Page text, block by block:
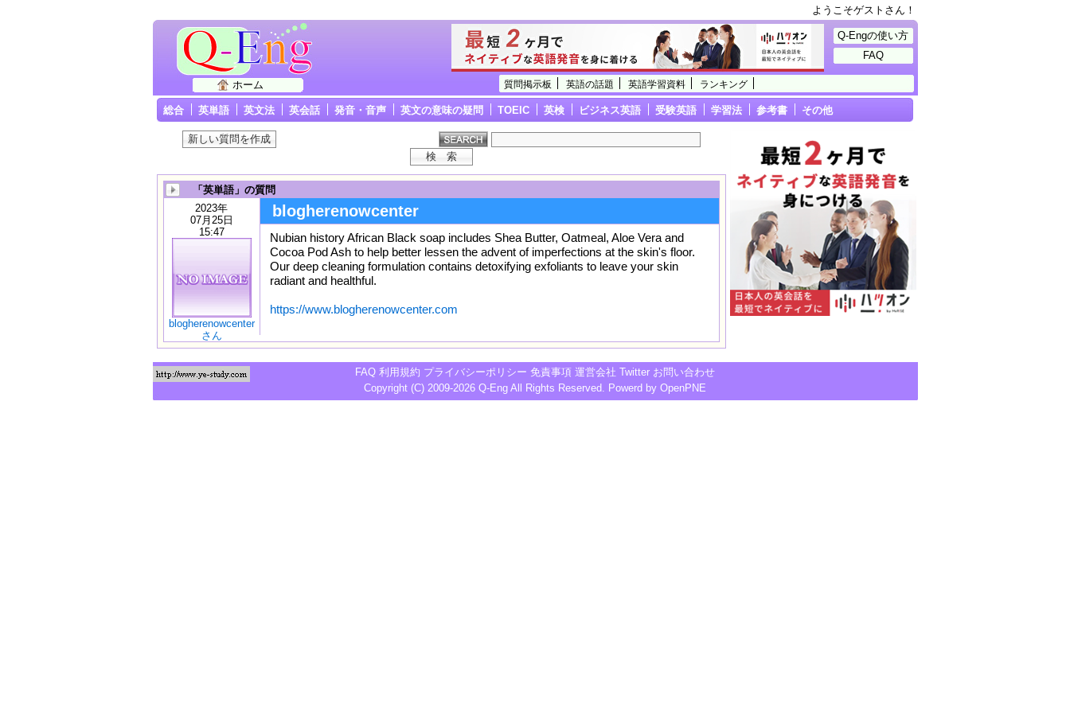
ようこそゲストさん！
質問掲示板 英語の話題 英語学習資料 ランキング
ホーム
Q-Engの使い方
FAQ
総合 英単語 英文法 英会話 発音・音声 英文の意味の疑問 TOEIC 英検 ビジネス英語 受験英語 学習法 参考書 その他
「英単語」の質問
2023年
07月25日
15:47
blogherenowcenter
さん
blogherenowcenter
Nubian history African Black soap includes Shea Butter, Oatmeal, Aloe Vera and
Cocoa Pod Ash to help better lessen the advent of imperfections at the skin's floor.
Our deep cleaning formulation contains detoxifying exfoliants to leave your skin
radiant and healthful.
https://www.blogherenowcenter.com
FAQ 利用規約 プライバシーポリシー 免責事項 運営会社 Twitter お問い合わせ
Copyright (C) 2009-2026 Q-Eng All Rights Reserved. Powerd by OpenPNE